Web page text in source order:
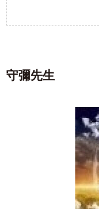
守彌先生